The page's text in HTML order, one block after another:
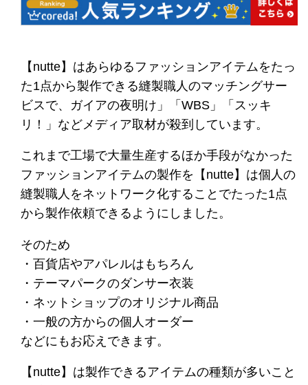
【nutte】はあらゆるファッションアイテムをたっ
た1点から製作できる縫製職人のマッチングサー
ビスで、ガイアの夜明け」「WBS」「スッキ
リ！」などメディア取材が殺到しています。
これまで工場で大量生産するほか手段がなかった
ファッションアイテムの製作を【nutte】は個人の
縫製職人をネットワーク化することでたった1点
から製作依頼できるようにしました。
そのため
・百貨店やアパレルはもちろん
・テーマパークのダンサー衣装
・ネットショップのオリジナル商品
・一般の方からの個人オーダー
などにもお応えできます。
【nutte】は製作できるアイテムの種類が多いこと